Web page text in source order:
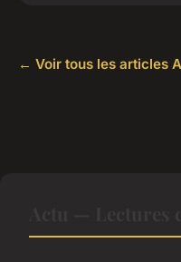
← Voir tous les articles